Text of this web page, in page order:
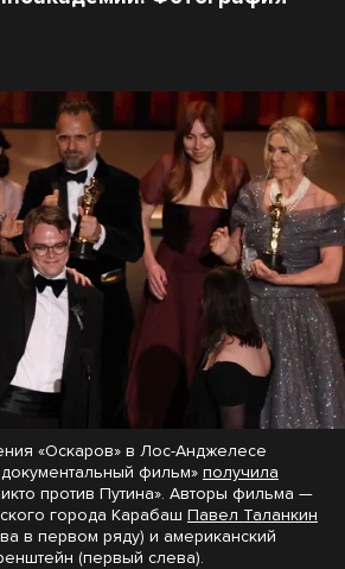
«Оскаров» в Лос-Анджелесе
фильм» получила
против Путина». Авторы фильма —
города Карабаш Павел Таланкин
в первом ряду) и американский
(первый слева).